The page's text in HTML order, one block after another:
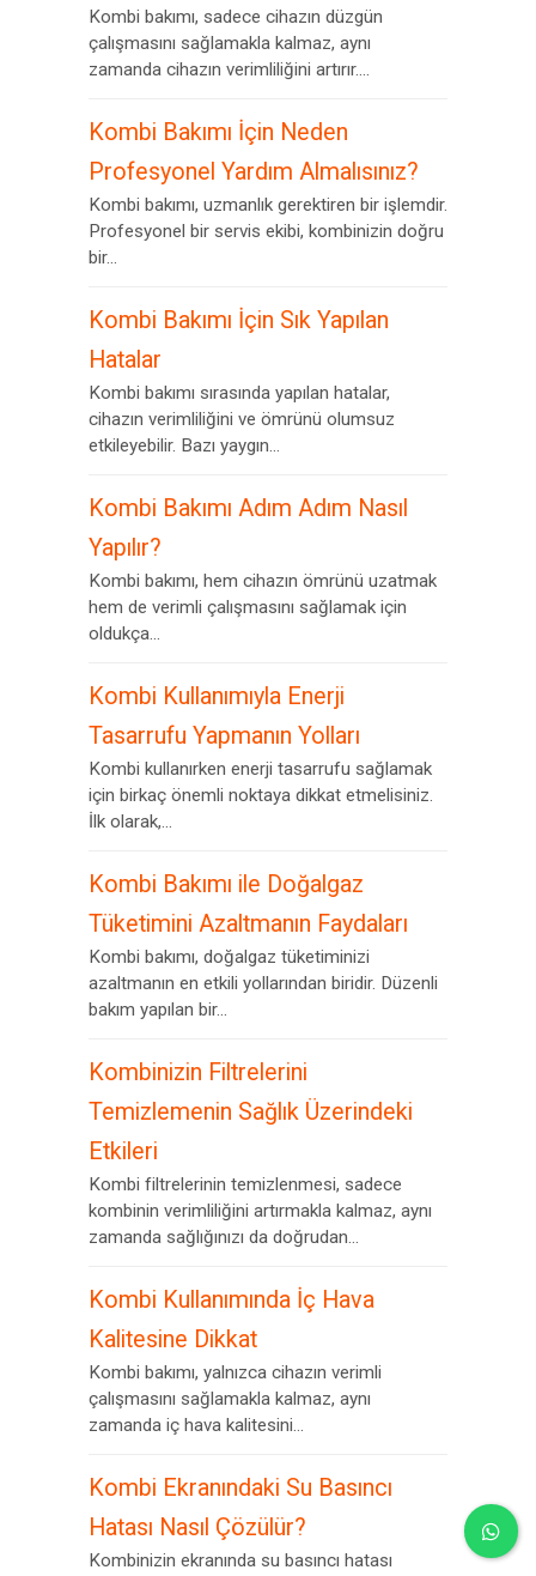
Kombi bakımı, sadece cihazın düzgün
çalışmasını sağlamakla kalmaz, aynı
zamanda cihazın verimliliğini artırır....
Kombi Bakımı İçin Neden
Profesyonel Yardım Almalısınız?
Kombi bakımı, uzmanlık gerektiren bir işlemdir.
Profesyonel bir servis ekibi, kombinizin doğru
bir...
Kombi Bakımı İçin Sık Yapılan
Hatalar
Kombi bakımı sırasında yapılan hatalar,
cihazın verimliliğini ve ömrünü olumsuz
etkileyebilir. Bazı yaygın...
Kombi Bakımı Adım Adım Nasıl
Yapılır?
Kombi bakımı, hem cihazın ömrünü uzatmak
hem de verimli çalışmasını sağlamak için
oldukça...
Kombi Kullanımıyla Enerji
Tasarrufu Yapmanın Yolları
Kombi kullanırken enerji tasarrufu sağlamak
için birkaç önemli noktaya dikkat etmelisiniz.
İlk olarak,...
Kombi Bakımı ile Doğalgaz
Tüketimini Azaltmanın Faydaları
Kombi bakımı, doğalgaz tüketiminizi
azaltmanın en etkili yollarından biridir. Düzenli
bakım yapılan bir...
Kombinizin Filtrelerini
Temizlemenin Sağlık Üzerindeki
Etkileri
Kombi filtrelerinin temizlenmesi, sadece
kombinin verimliliğini artırmakla kalmaz, aynı
zamanda sağlığınızı da doğrudan...
Kombi Kullanımında İç Hava
Kalitesine Dikkat
Kombi bakımı, yalnızca cihazın verimli
çalışmasını sağlamakla kalmaz, aynı
zamanda iç hava kalitesini...
Kombi Ekranındaki Su Basıncı
Hatası Nasıl Çözülür?
Kombinizin ekranında su basıncı hatası